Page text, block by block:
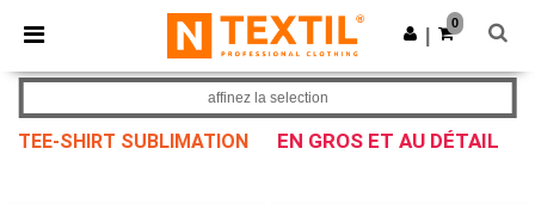
× Appli Ntextil
Meilleurs prix sur l’app !
Obtenir l'appli
0
TEE-SHIRT SUBLIMATION EN GROS ET AU DÉTAIL
affinez la selection